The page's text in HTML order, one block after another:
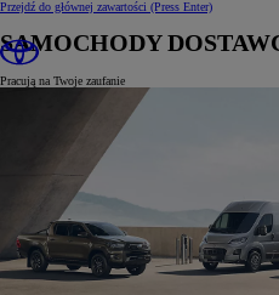
Przejdź do głównej zawartości (Press Enter)
SAMOCHODY
Pracują na Twoje zaufanie